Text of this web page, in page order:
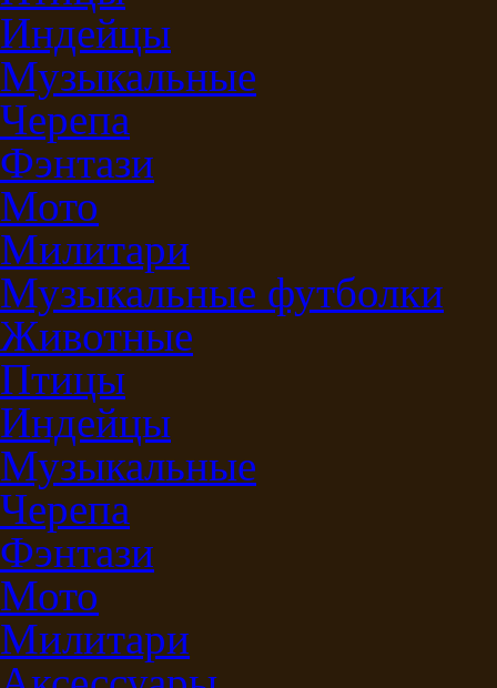
Индейцы
Музыкальные
Черепа
Фэнтази
Мото
Милитари
Музыкальные футболки
Животные
Птицы
Индейцы
Музыкальные
Черепа
Фэнтази
Мото
Милитари